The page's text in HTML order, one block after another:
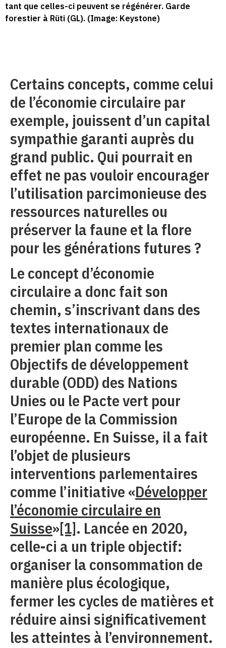
tant que celles-ci peuvent se régénérer. Garde
forestier à Rüti (GL). (Image: Keystone)
Certains concepts, comme celui
de l’économie circulaire par
exemple, jouissent d’un capital
sympathie garanti auprès du
grand public. Qui pourrait en
effet ne pas vouloir encourager
l’utilisation parcimonieuse des
ressources naturelles ou
préserver la faune et la flore
pour les générations futures ?
Le concept d’économie
circulaire a donc fait son
chemin, s’inscrivant dans des
textes internationaux de
premier plan comme les
Objectifs de développement
durable (ODD) des Nations
Unies ou le Pacte vert pour
l’Europe de la Commission
européenne. En Suisse, il a fait
l’objet de plusieurs
interventions parlementaires
comme l’initiative «Développer
l’économie circulaire en
Suisse»[1]. Lancée en 2020,
celle-ci a un triple objectif:
organiser la consommation de
manière plus écologique,
fermer les cycles de matières et
réduire ainsi significativement
les atteintes à l’environnement.